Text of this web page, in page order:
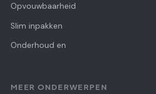
Opvouwbaarheid
Slim inpakken
Onderhoud en
MEER ONDERWERPEN